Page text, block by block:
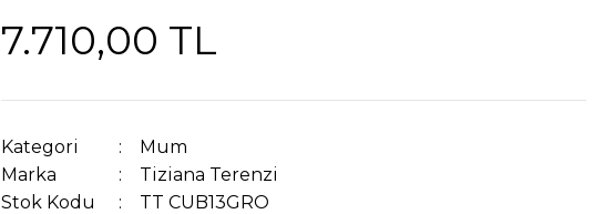
7.710,00 TL
Kategori
Mum
Marka
Tiziana Terenzi
Stok Kodu
TT CUB13GRO